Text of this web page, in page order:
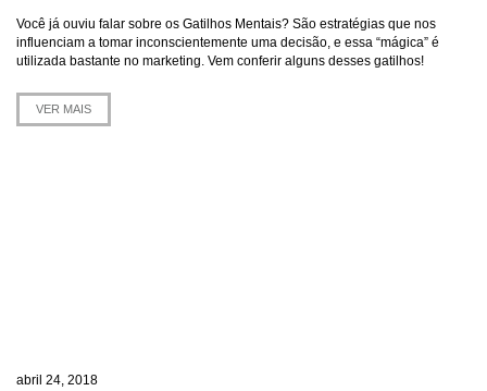
Você já ouviu falar sobre os Gatilhos Mentais? São estratégias que nos
influenciam a tomar inconscientemente uma decisão, e essa “mágica” é
utilizada bastante no marketing. Vem conferir alguns desses gatilhos!
VER MAIS
abril 24, 2018